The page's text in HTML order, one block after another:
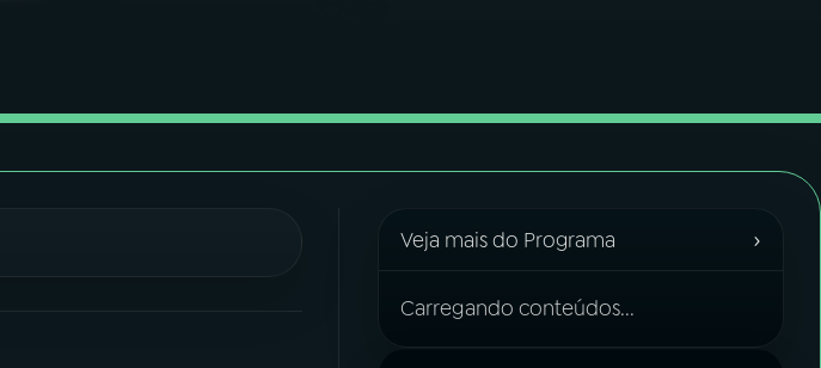
Veja mais do Programa ›
Carregando conteúdos...